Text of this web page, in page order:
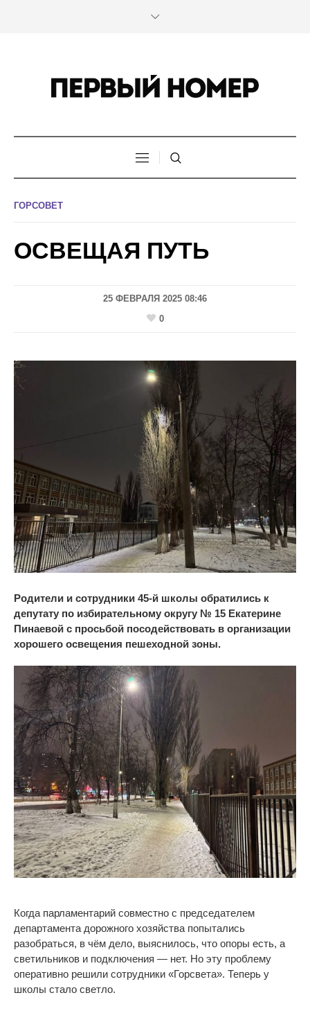
ГОРСОВЕТ
ОСВЕЩАЯ ПУТЬ
25 ФЕВРАЛЯ 2025 08:46
0
Родители и сотрудники 45-й школы обратились к
депутату по избирательному округу № 15 Екатерине
Пинаевой с просьбой посодействовать в организации
хорошего освещения пешеходной зоны.
Когда парламентарий совместно с председателем
департамента дорожного хозяйства попытались
разобраться, в чём дело, выяснилось, что опоры есть, а
светильников и подключения — нет. Но эту проблему
оперативно решили сотрудники «Горсвета». Теперь у
школы стало светло.